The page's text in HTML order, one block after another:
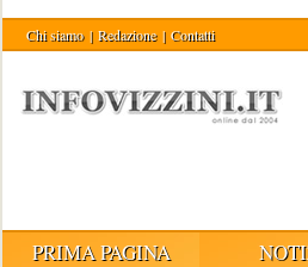
Chi siamo | Redazione | Contatti
PRIMA PAGINA